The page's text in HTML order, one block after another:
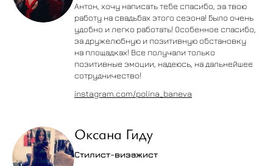
Антон, хочу написать тебе спасибо, за твою
работу на свадьбах этого сезона! Было очень
удобно и легко работать! Особенное спасибо,
за дружелюбную и позитивную обстановку
на площадках! Все получали только
позитивные эмоции, надеюсь, на дальнейшее
сотрудничество!
instagram.com/polina_baneva
Оксана Гиду
Стилист-визажист